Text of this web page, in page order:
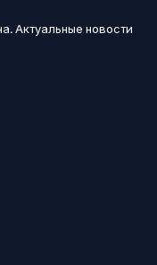
Актуальные новости